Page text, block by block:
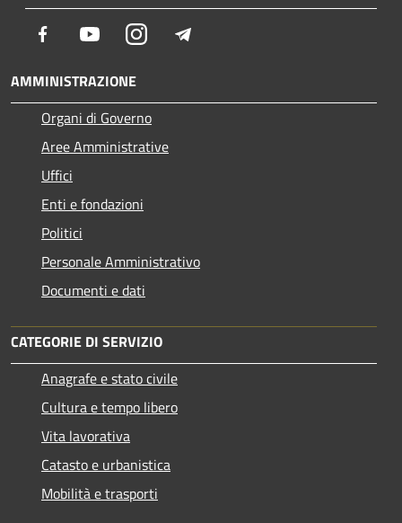
Facebook YoutubeInstagram
AMMINISTRAZIONE
Organi di Governo
Aree Amministrative
Uffici
Enti e fondazioni
Politici
Personale Amministrativo
Documenti e dati
CATEGORIE DI SERVIZIO
Anagrafe e stato civile
Cultura e tempo libero
Vita lavorativa
Catasto e urbanistica
Mobilità e trasporti